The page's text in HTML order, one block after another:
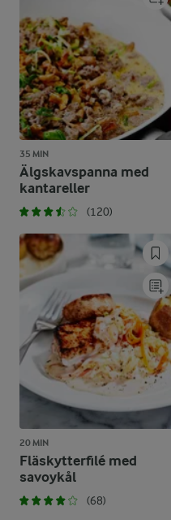
35 MIN
Älgskavspanna med
kantareller
(120)
20 MIN
Fläskytterfilé med
savoykål
(68)